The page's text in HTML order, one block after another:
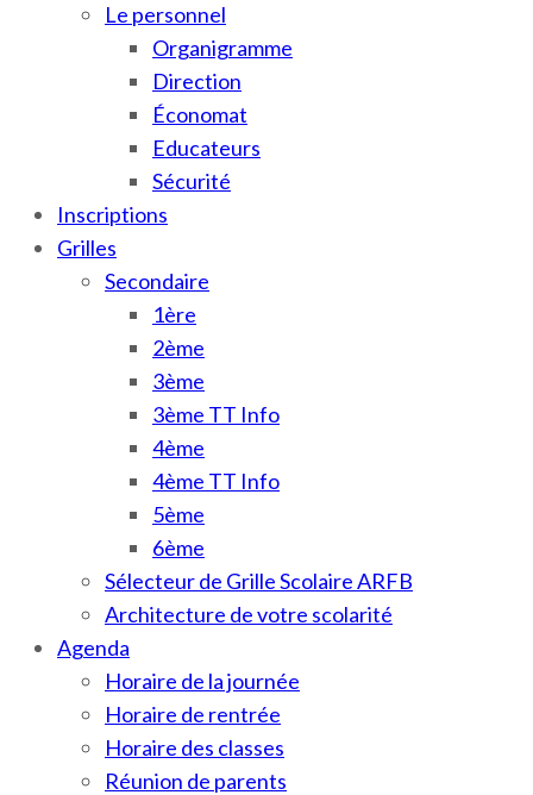
Le personnel
Organigramme
Direction
Économat
Educateurs
Sécurité
Inscriptions
Grilles
Secondaire
1ère
2ème
3ème
3ème TT Info
4ème
4ème TT Info
5ème
6ème
Sélecteur de Grille Scolaire ARFB
Architecture de votre scolarité
Agenda
Horaire de la journée
Horaire de rentrée
Horaire des classes
Réunion de parents